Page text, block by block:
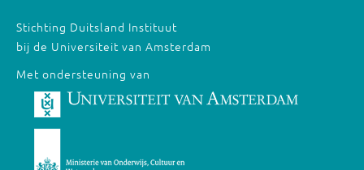
Stichting Duitsland Instituut
bij de Universiteit van Amsterdam
Met ondersteuning van